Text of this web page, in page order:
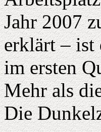
Jahr 2007
erklärt – ist
im ersten
Mehr als
Die